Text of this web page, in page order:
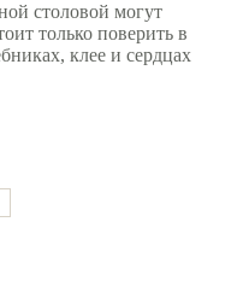
столовой могут
только поверить в
клее и сердцах